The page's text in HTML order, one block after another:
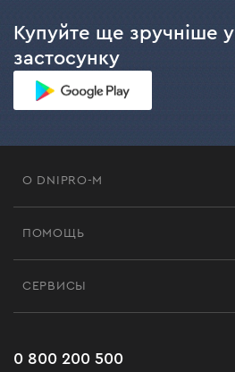
Купуйте ще зручніше у
застосунку
О DNIPRO-M
Черная пятница
ПОМОЩЬ
Часто задаваемые вопросы
СЕРВИСЫ
0 800 200 500